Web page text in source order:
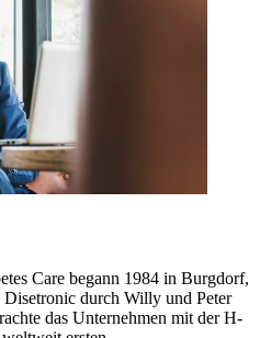
Care begann 1984 in Burgdorf,
durch Willy und Peter
das Unternehmen mit der H-